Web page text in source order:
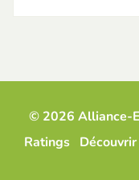
© 2026 Alliance-
Ratings Découvrir